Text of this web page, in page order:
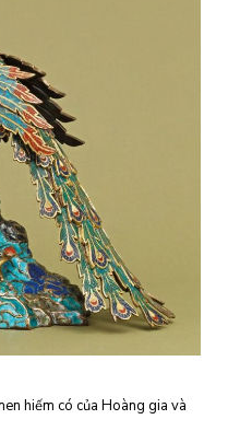
hiếm có của Hoàng gia và